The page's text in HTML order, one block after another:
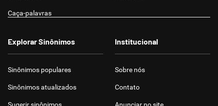
Caça-palavras
Explorar Sinônimos
Sinônimos populares
Sinônimos atualizados
Institucional
Sobre nós
Contato